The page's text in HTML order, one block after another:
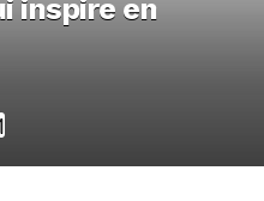
inspire en